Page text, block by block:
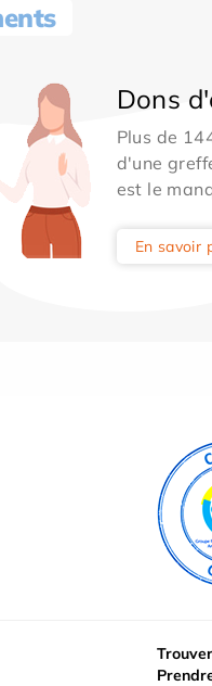
Dons
Plus de
d'une
est le
En savoir